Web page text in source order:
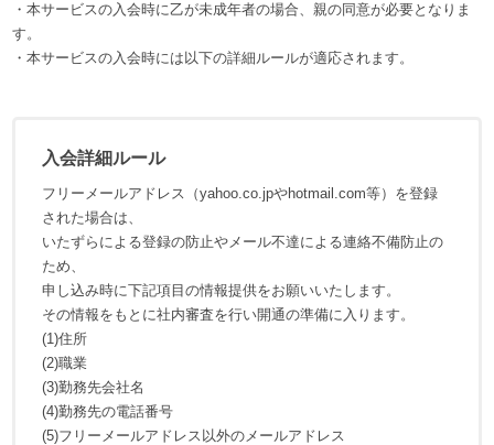
・本サービスの入会時に乙が未成年者の場合、親の同意が必要となりま
す。
・本サービスの入会時には以下の詳細ルールが適応されます。
入会詳細ルール
フリーメールアドレス（yahoo.co.jpやhotmail.com等）を登録
された場合は、
いたずらによる登録の防止やメール不達による連絡不備防止の
ため、
申し込み時に下記項目の情報提供をお願いいたします。
その情報をもとに社内審査を行い開通の準備に入ります。
(1)住所
(2)職業
(3)勤務先会社名
(4)勤務先の電話番号
(5)フリーメールアドレス以外のメールアドレス